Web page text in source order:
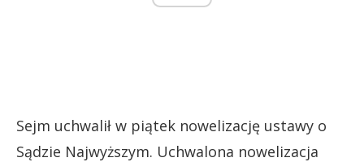
Sejm uchwalił w piątek nowelizację ustawy o
Sądzie Najwyższym. Uchwalona nowelizacja